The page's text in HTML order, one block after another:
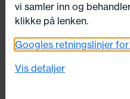
235/55X20
SP-9 105V
vi samler inn og
klikke på lenken.
Googles retningslinjer
Vis detaljer